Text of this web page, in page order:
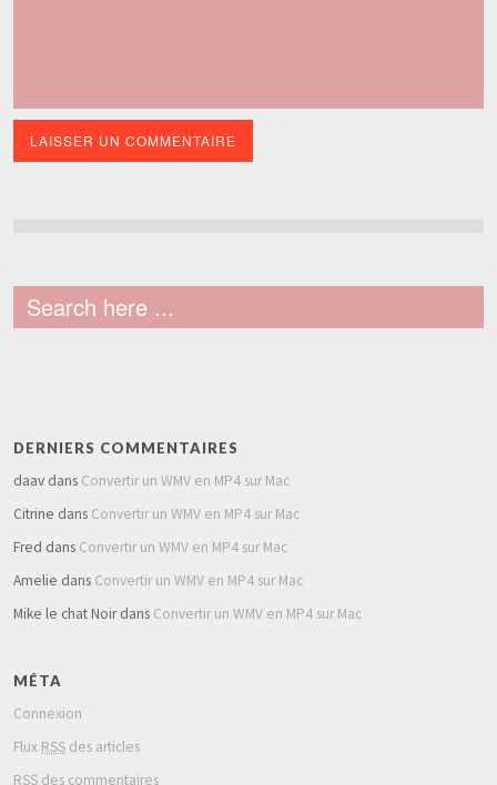
DERNIERS COMMENTAIRES
daav dans Convertir un WMV en MP4 sur Mac
Citrine dans Convertir un WMV en MP4 sur Mac
Fred dans Convertir un WMV en MP4 sur Mac
Amelie dans Convertir un WMV en MP4 sur Mac
Mike le chat Noirdans Convertir un WMV en MP4 sur Mac
MÉTA
Connexion
Flux RSS des articles
RSS des commentaires